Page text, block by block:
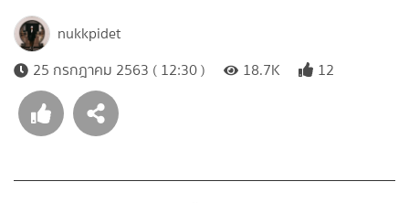
nukkpidet
25 กรกฎาคม 2563 ( 12:30 )
18.7K 12